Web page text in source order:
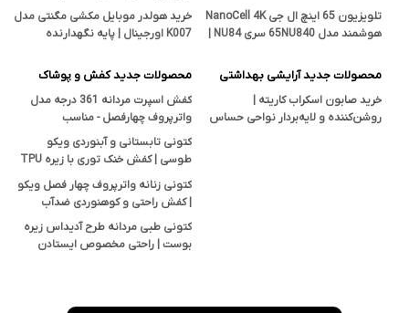
تلویزیون 65 اینچ ال جی NanoCell 4K
خرید هولدر موبایل مکشی مگنتی مدل
K007 اورجینال | پایه نگهدارنده
محصولات جدید آرایشی بهداشتی
خرید صابون اسکراب کاریته |
روشن‌کننده و لایه‌بردار نواحی حساس
محصولات جدید کفش و پوشاک
کفش اسپرت مردانه 361 درجه مدل
واترپروف چهارفصل - مناسب
پیاده‌روی، کوهنوردی و استفاده روزمره
کتونی تابستانی و آبنوردی ویکو
طوسی | کفش خنک توری با زیره TPU
ضدلغزش
کتونی زنانه واترپروف چهار فصل ویکو
| کفش راحتی و کوهنوردی ضدآب
Vicko
کتونی طبی مردانه طرح آدیداس زیره
بوست | راحتی مخصوص ایستادن